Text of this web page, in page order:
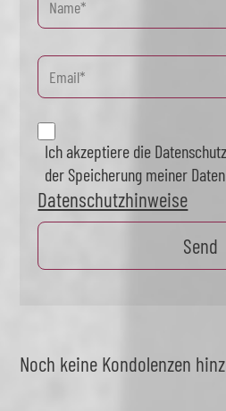
Ich akzeptiere die
der Speicherung meiner
Datenschutzhinweise
Noch keine Kondolenzen